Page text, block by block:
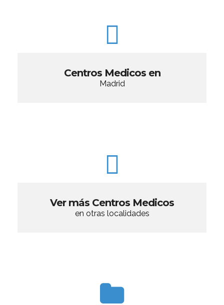
Centros Medicos en
Madrid
Ver más Centros Medicos
en otras localidades